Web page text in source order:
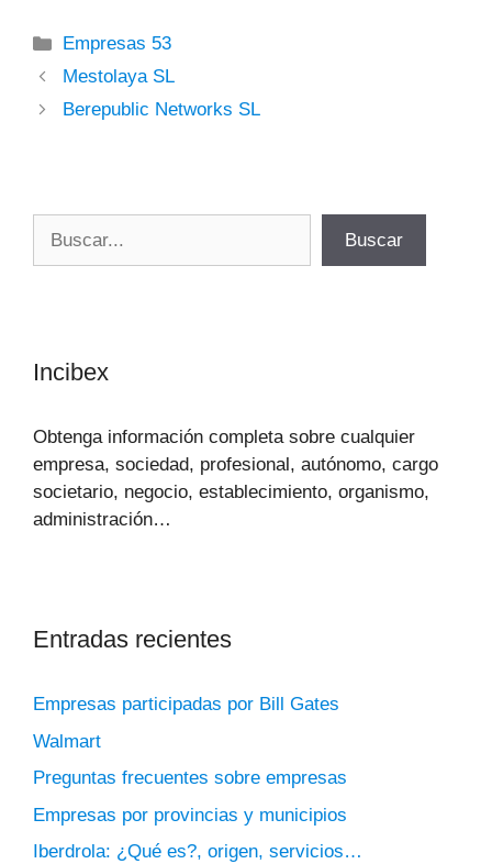
Categorías
Empresas 53
Mestolaya SL
Berepublic Networks SL
Buscar
Incibex
Obtenga información completa sobre cualquier
empresa, sociedad, profesional, autónomo, cargo
societario, negocio, establecimiento, organismo,
administración…
Entradas recientes
Empresas participadas por Bill Gates
Walmart
Preguntas frecuentes sobre empresas
Empresas por provincias y municipios
Iberdrola: ¿Qué es?, origen, servicios…